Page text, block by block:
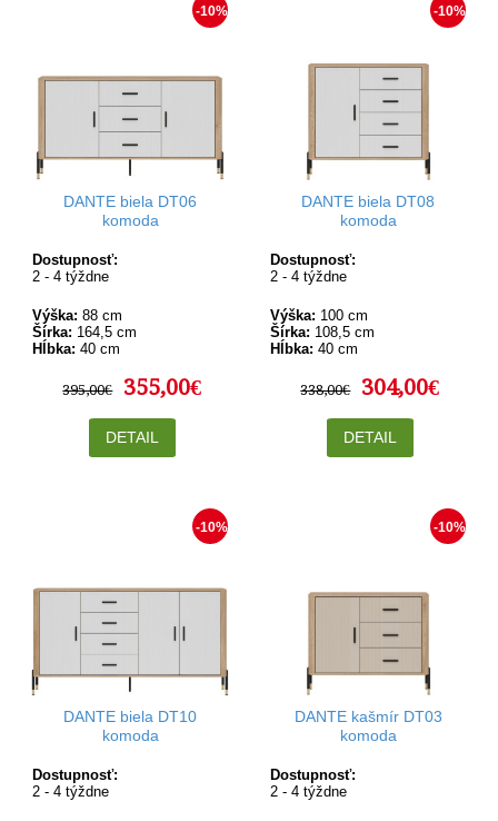
-10%
DANTE biela DT06
komoda
Dostupnosť:
2 - 4 týždne
Výška: 88 cm
Šírka: 164,5 cm
Hĺbka: 40 cm
395,00€ 355,00€
DETAIL
-10%
DANTE biela DT08
komoda
Dostupnosť:
2 - 4 týždne
Výška: 100 cm
Šírka: 108,5 cm
Hĺbka: 40 cm
338,00€ 304,00€
DETAIL
-10%
DANTE biela DT10
komoda
Dostupnosť:
2 - 4 týždne
-10%
DANTE kašmír DT03
komoda
Dostupnosť:
2 - 4 týždne